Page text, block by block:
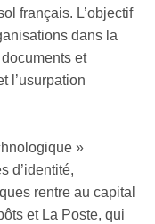
français. L’objectif
dans la
et
l’usurpation
»
d’identité,
rentre au capital
et La Poste, qui